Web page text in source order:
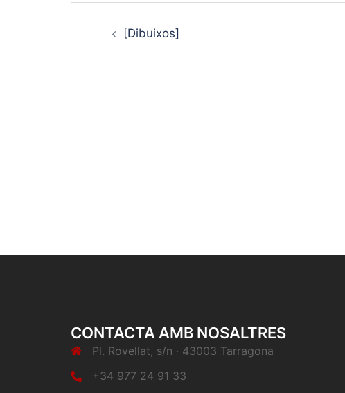
navigation
[Dibuixos]
CONTACTA AMB NOSALTRES
Pl. Rovellat, s/n · 43003 Tarragona
+34 977 24 91 33